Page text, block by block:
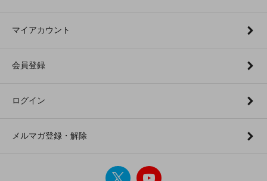
マイアカウント
会員登録
ログイン
メルマガ登録・解除